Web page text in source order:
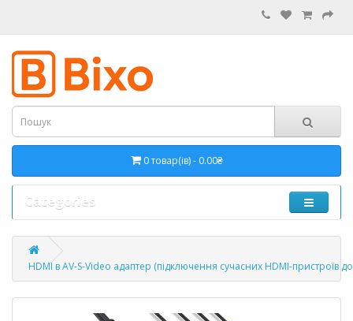
0 товар(ів) - 0.00₴
Categories
HDMI в AV-S-Video адаптер (підключення сучасних HDMI-пристроїв